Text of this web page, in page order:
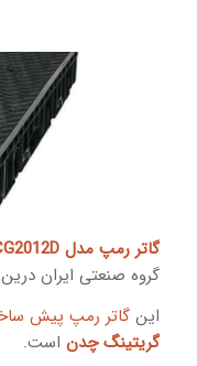
گاتر رمپ مدل CG2012D
گروه صنعتی ایران
این گاتر رمپ پیش
گریتینگ چدناست.